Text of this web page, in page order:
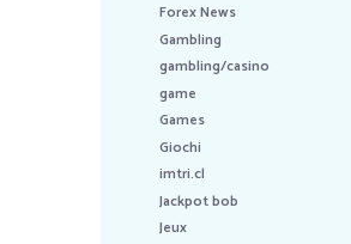
Forex News
Gambling
gambling/casino
game
Games
Giochi
imtri.cl
Jackpot bob
Jeux